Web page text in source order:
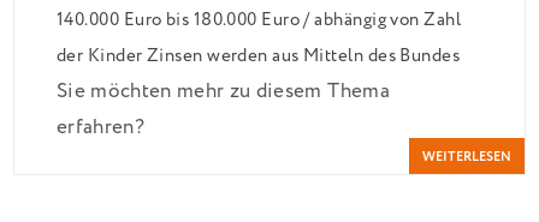
140.000 Euro bis 180.000 Euro / abhängig von Zahl
der Kinder Zinsen werden aus Mitteln des Bundes
verbilligt: Heutiger Zins bei 0,53 Prozent effektiv
bei 35 Jahren Laufzeit und 10 Jahren Zinsbindung
Antragstellende verpflichten sich zu energetischer
Sie möchten mehr zu diesem Thema
erfahren?
WEITERLESEN